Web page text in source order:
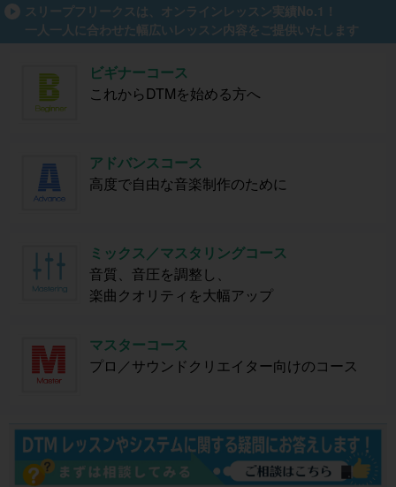
スリープフリークスは、オンラインレッスン実績No.1！
一人一人に合わせた幅広いレッスン内容をご提供いたします
ビギナーコース
これからDTMを始める方へ
アドバンスコース
高度で自由な音楽制作のために
ミックス／マスタリングコース
音質、音圧を調整し、
楽曲クオリティを大幅アップ
マスターコース
プロ／サウンドクリエイター向けのコース